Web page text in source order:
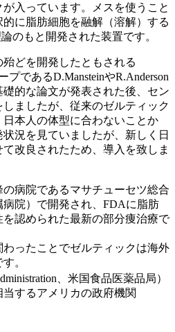
入っています。メスを使うこと
に脂肪細胞を融解（溶解）する
のもと開発された装置です。
どを開発したともされる
プであるD.MansteinやR.Anderson
的な論文が発表された後、セン
ましたが、従来のゼルティック
本人の体型に合わないことか
況を見ていましたが、新しく日
改良されたため、導入を致しま
病院であるマサチューセツ総合
院）で開発され、FDAに脂肪
認められた最新の部分痩治療で
ったことでゼルティックは海外
。
、米国食品医薬品局）
するアメリカの政府機関